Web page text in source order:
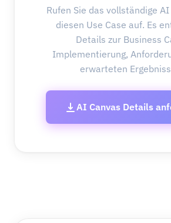
Rufen Sie das vollständige
diesen Use Case auf. Es
Details zur Business
Implementierung,
erwarteten
AI Canvas Details